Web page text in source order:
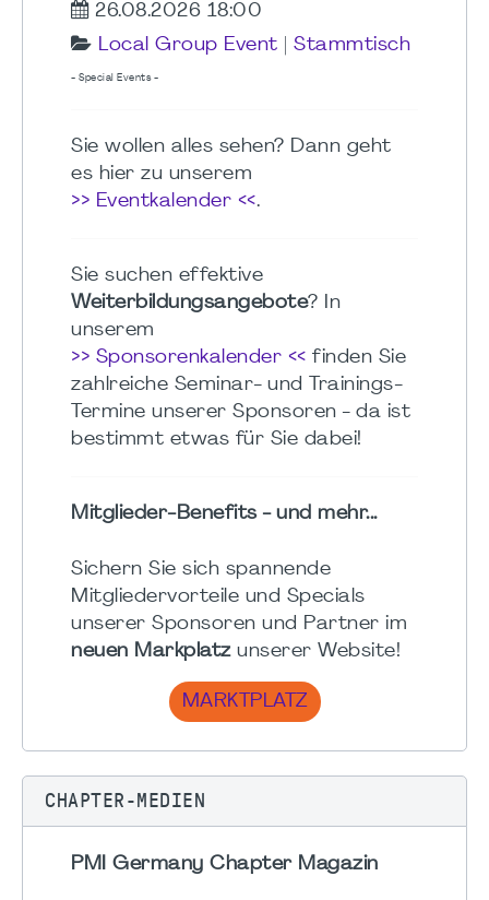
26.08.2026 18:00
Local Group Event
Stammtisch
- Special Events -
Sie wollen alles sehen? Dann geht
es hier zu unserem
>> Eventkalender <<.
Sie suchen effektive
Weiterbildungsangebote? In
unserem
>> Sponsorenkalender << finden Sie
zahlreiche Seminar- und Trainings-
Termine unserer Sponsoren - da ist
bestimmt etwas für Sie dabei!
Mitglieder-Benefits - und mehr...
Sichern Sie sich spannende
Mitgliedervorteile und Specials
unserer Sponsoren und Partner im
neuen Markplatzunserer Website!
MARKTPLATZ
CHAPTER-MEDIEN
PMI Germany Chapter Magazin